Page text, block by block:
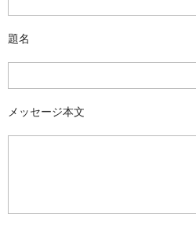
題名
メッセージ本文